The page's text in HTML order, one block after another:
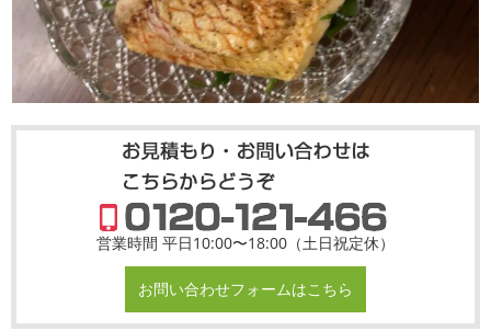
営業時間 平日10:00〜18:00（土日祝定休）
お問い合わせフォームはこちら